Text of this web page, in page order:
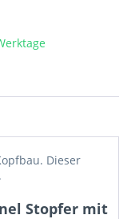
Dieser
Stopfer mit